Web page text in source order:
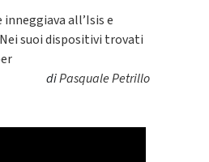
all’Isis e
suoi dispositivi trovati
diPasquale Petrillo